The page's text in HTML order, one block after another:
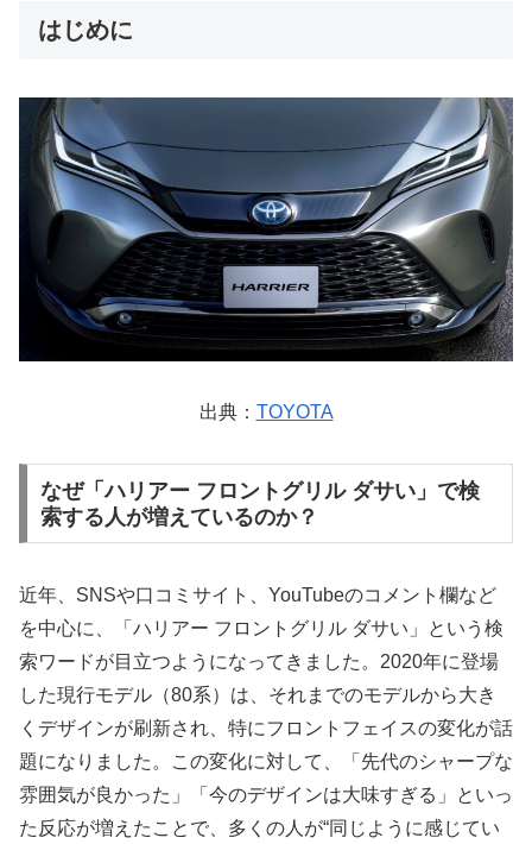
はじめに
出典： TOYOTA
なぜ「ハリアー フロントグリル ダサい」で検
索する人が増えているのか？
近年、SNSや口コミサイト、YouTubeのコメント欄など
を中心に、「ハリアー フロントグリル ダサい」という検
索ワードが目立つようになってきました。2020年に登場
した現行モデル（80系）は、それまでのモデルから大き
くデザインが刷新され、特にフロントフェイスの変化が話
題になりました。この変化に対して、「先代のシャープな
雰囲気が良かった」「今のデザインは大味すぎる」といっ
た反応が増えたことで、多くの人が“同じように感じてい